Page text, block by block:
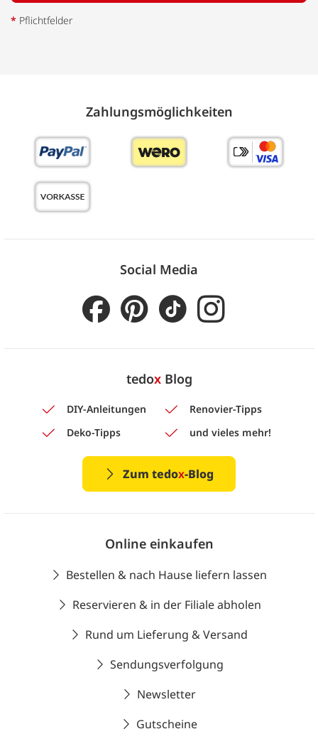
* Pflichtfelder
Zahlungs­möglich­keiten
Social Media
tedoxBlog
DIY-Anleitungen
Renovier-Tipps
Deko-Tipps
und vieles mehr!
Zum tedox-Blog
Online einkaufen
Bestellen & nach Hause liefern lassen
Reservieren & in der Filiale abholen
Rund um Lieferung & Versand
Sendungsverfolgung
Newsletter
Gutscheine